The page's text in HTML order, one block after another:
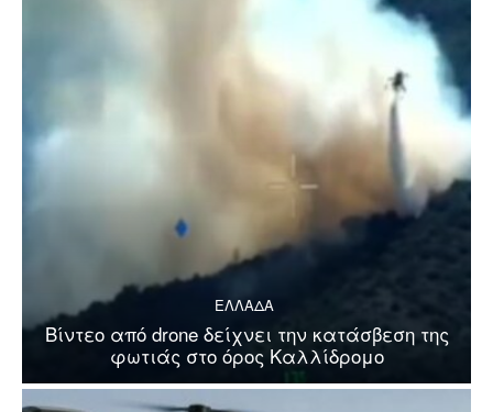
ΕΛΛΑΔΑ
Βίντεο από drone δείχνει την κατάσβεση της
φωτιάς στο όρος Καλλίδρομο